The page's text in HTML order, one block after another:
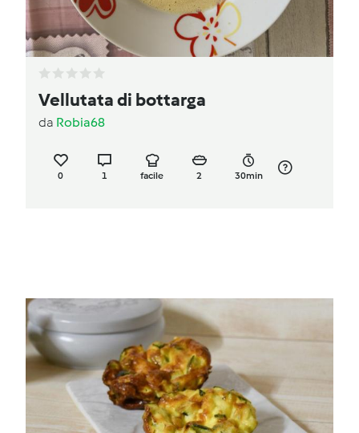
Vellutata di bottarga
da Robia68
0 1 facile 2 30min